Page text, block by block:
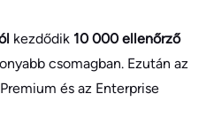
kezdődik 10 000 ellenőrző
csomagban. Ezután az
és az Enterprise